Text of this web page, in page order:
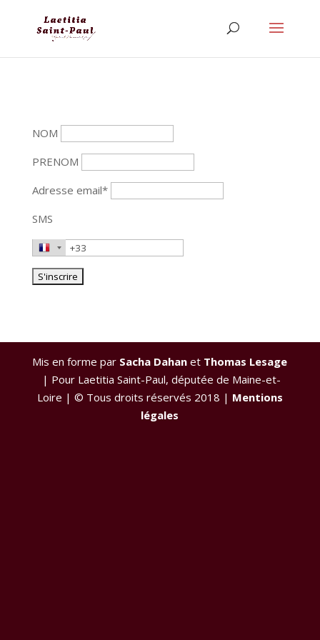
NOM
PRENOM
Adresse email*
SMS
Mis en forme par Sacha Dahan et Thomas Lesage
| Pour Laetitia Saint-Paul, députée de Maine-et-
Loire | © Tous droits réservés 2018 | Mentions
légales